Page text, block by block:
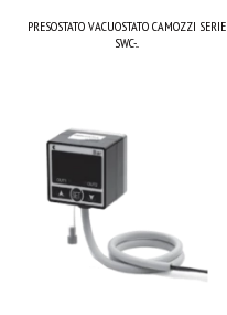
PRESOSTATO VACUOSTATO CAMOZZI SERIE
SWC-...